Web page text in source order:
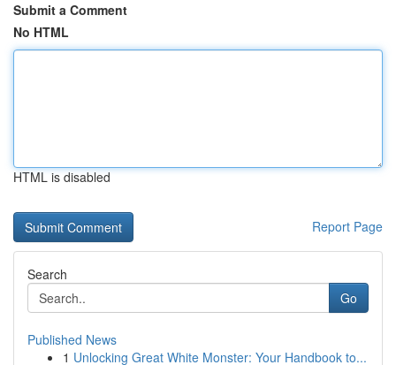
Submit a Comment
No HTML
HTML is disabled
Report Page
Search
Go
Published News
1 Unlocking Great White Monster: Your Handbook to...